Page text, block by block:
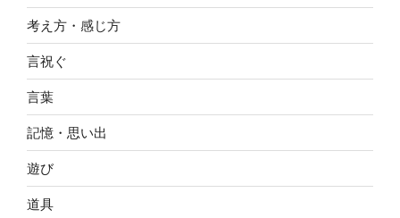
考え方・感じ方
言祝ぐ
言葉
記憶・思い出
遊び
道具